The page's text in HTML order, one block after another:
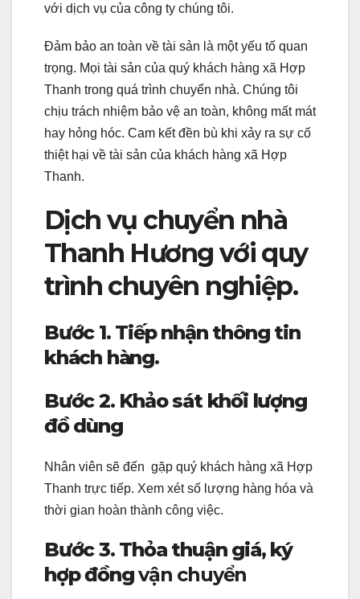
với dịch vụ của công ty chúng tôi.
Đảm bảo an toàn về tài sản là một yếu tố quan
trọng. Mọi tài sản của quý khách hàng xã Hợp
Thanh trong quá trình chuyển nhà. Chúng tôi
chịu trách nhiệm bảo vệ an toàn, không mất mát
hay hỏng hóc. Cam kết đền bù khi xảy ra sự cố
thiệt hại về tài sản của khách hàng xã Hợp
Thanh.
Dịch vụ chuyển nhà
Thanh Hương với quy
trình chuyên nghiệp.
Bước 1. Tiếp nhận thông tin
khách hàng.
Bước 2. Khảo sát khối lượng
đồ dùng
Nhân viên sẽ đến gặp quý khách hàng xã Hợp
Thanh trực tiếp. Xem xét số lượng hàng hóa và
thời gian hoàn thành công việc.
Bước 3. Thỏa thuận giá, ký
hợp đồngvận chuyển